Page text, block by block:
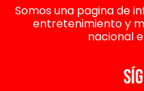
Somos una pagina de
entretenimiento y
nacional